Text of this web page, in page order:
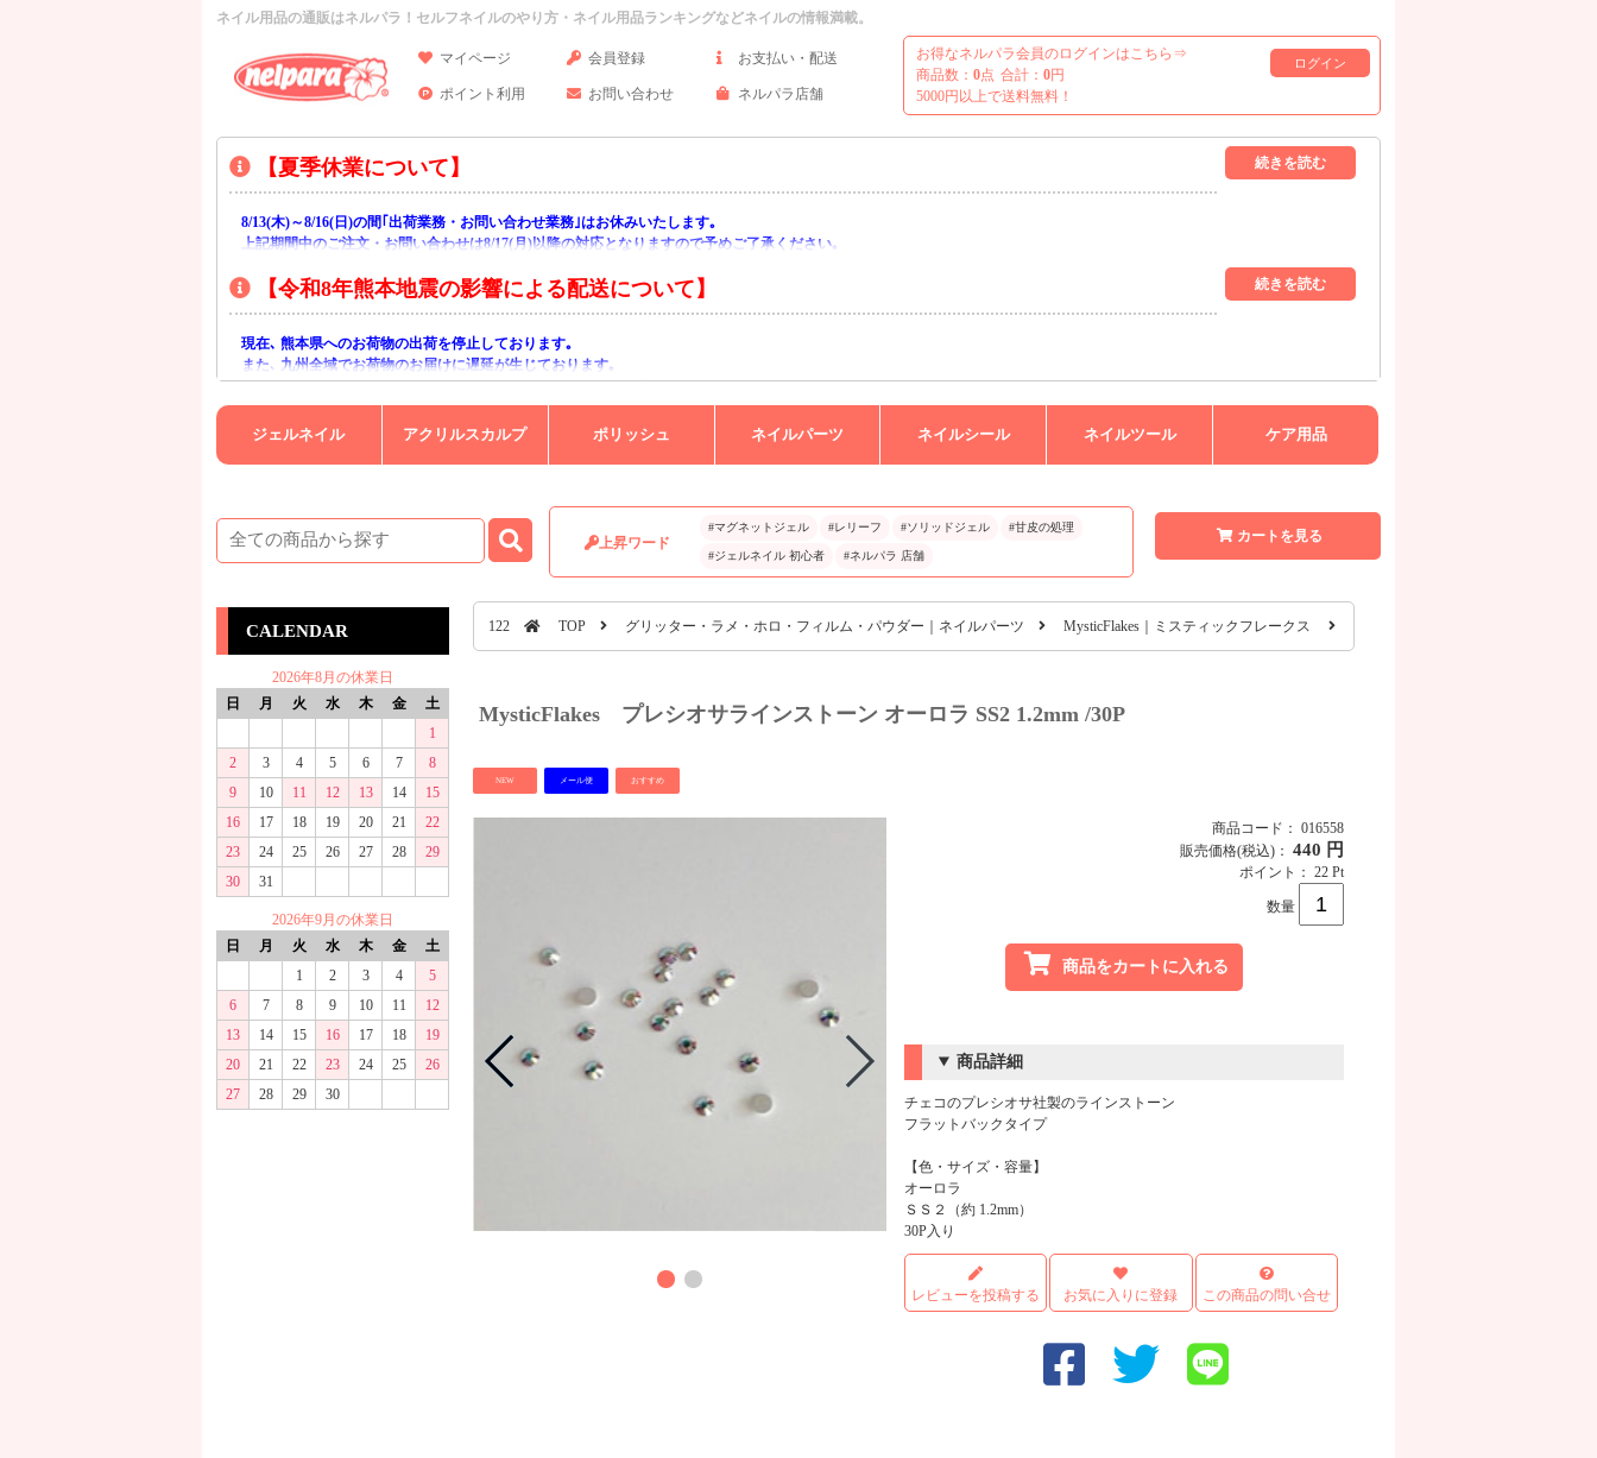
ネイル用品の通販はネルパラ！セルフネイルのやり方・ネイル用品ランキングなどネイルの情報満載。
マイページ 会員登録 お支払い・配送
ポイント利用 お問い合わせ ネルパラ店舗
お得なネルパラ会員のログインはこちら⇒
ログイン
商品数： 0点 合計： 0円
5000円以上で送料無料！
【夏季休業について】
8/13(木)～8/16(日)の間｢出荷業務・お問い合わせ業務｣はお休みいたします｡
上記期間中のご注文・お問い合わせは8/17(月)以降の対応となりますので予めご了承ください｡
【令和8年熊本地震の影響による配送について】
現在､ 熊本県へのお荷物の出荷を停止しております｡
また､ 九州全域でお荷物のお届けに遅延が生じております｡
ご不便をおかけいたしますが､ 何卒ご理解賜りますようお願い申し上げます｡
ジェルネイル アクリルスカルプ ポリッシュ ネイルパーツ ネイルシール ネイルツール ケア用品
上昇ワード
#マグネットジェル #レリーフ #ソリッドジェル #甘皮の処理
#ジェルネイル 初心者 #ネルパラ 店舗
カートを見る
CALENDAR
2026年8月の休業日
日
月 火 水 木 金
土
1
2
3 4 5 6 7
8
9
10 11 12 13 14
15
16
17 18 19 20 21
22
23
24 25 26 27 28
29
30
31
2026年9月の休業日
日
月 火 水 木 金
土
1
2 3 4
5
6
7 8 9 10 11
12
13
14 15 16 17 18
19
20
21 22 23 24 25
26
27
28 29 30
122 TOP グリッター・ラメ・ホロ・フィルム・パウダー｜ネイルパーツ MysticFlakes｜ミスティックフレークス
MysticFlakes プレシオサラインストーン オーロラ SS2 1.2mm /30P
NEW メール便 おすすめ
商品コード： 016558
販売価格(税込)： 440 円
ポイント： 22 Pt
数量
商品をカートに入れる
商品詳細
チェコのプレシオサ社製のラインストーン
フラットバックタイプ
【色・サイズ・容量】
オーロラ
ＳＳ２（約 1.2mm）
30P入り
レビューを投稿する お気に入りに登録 この商品の問い合せ